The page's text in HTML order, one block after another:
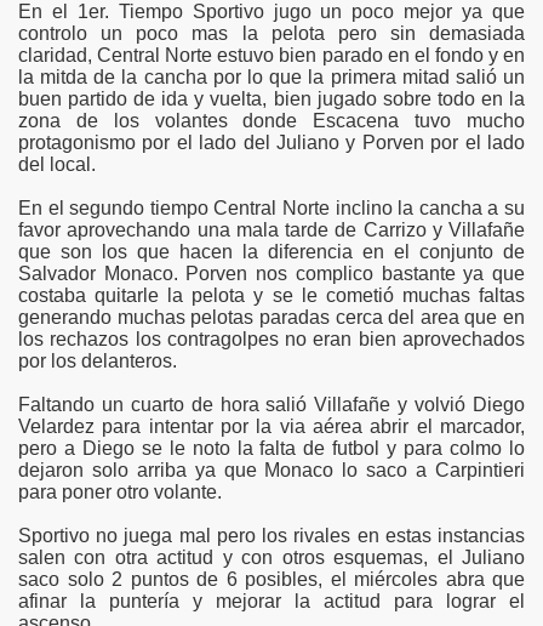
En el 1er. Tiempo Sportivo jugo un poco mejor ya que
controlo un poco mas la pelota pero sin demasiada
claridad, Central Norte estuvo bien parado en el fondo y en
la mitda de la cancha por lo que la primera mitad salió un
buen partido de ida y vuelta, bien jugado sobre todo en la
zona de los volantes donde Escacena tuvo mucho
protagonismo por el lado del Juliano y Porven por el lado
del local.
En el segundo tiempo Central Norte inclino la cancha a su
favor aprovechando una mala tarde de Carrizo y Villafañe
que son los que hacen la diferencia en el conjunto de
Salvador Monaco. Porven nos complico bastante ya que
costaba quitarle la pelota y se le cometió muchas faltas
generando muchas pelotas paradas cerca del area que en
los rechazos los contragolpes no eran bien aprovechados
por los delanteros.
Faltando un cuarto de hora salió Villafañe y volvió Diego
Velardez para intentar por la via aérea abrir el marcador,
pero a Diego se le noto la falta de futbol y para colmo lo
dejaron solo arriba ya que Monaco lo saco a Carpintieri
para poner otro volante.
Sportivo no juega mal pero los rivales en estas instancias
salen con otra actitud y con otros esquemas, el Juliano
saco solo 2 puntos de 6 posibles, el miércoles abra que
afinar la puntería y mejorar la actitud para lograr el
Norte